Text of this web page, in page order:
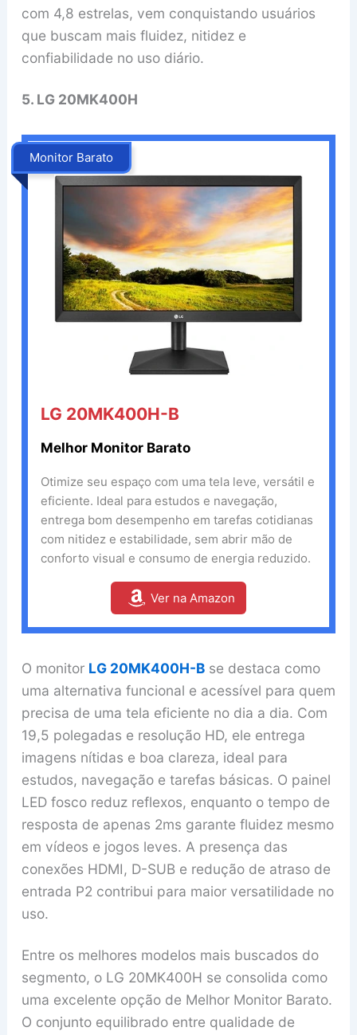
com 4,8 estrelas, vem conquistando usuários
que buscam mais fluidez, nitidez e
confiabilidade no uso diário.
5. LG 20MK400H
Monitor Barato
‎
LG 20MK400H-B
Melhor Monitor Barato
Otimize seu espaço com uma tela leve, versátil e
eficiente. Ideal para estudos e navegação,
entrega bom desempenho em tarefas cotidianas
com nitidez e estabilidade, sem abrir mão de
conforto visual e consumo de energia reduzido.
Ver na Amazon
O monitor LG 20MK400H-Bse destaca como
uma alternativa funcional e acessível para quem
precisa de uma tela eficiente no dia a dia. Com
19,5 polegadas e resolução HD, ele entrega
imagens nítidas e boa clareza, ideal para
estudos, navegação e tarefas básicas. O painel
LED fosco reduz reflexos, enquanto o tempo de
resposta de apenas 2ms garante fluidez mesmo
em vídeos e jogos leves. A presença das
conexões HDMI, D-SUB e redução de atraso de
entrada P2 contribui para maior versatilidade no
uso.
Entre os melhores modelos mais buscados do
segmento, o LG 20MK400H se consolida como
uma excelente opção de Melhor Monitor Barato.
O conjunto equilibrado entre qualidade de